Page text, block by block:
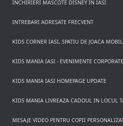
INCHIRIERI MASCOTE DISNEY IN IASI
INTREBARI ADRESATE FRECVENT
KIDS CORNER IASI, SPATIU DE JOACA
KIDS MANIA IASI - EVENIMENTE CORPORATE
KIDS MANIA IASI HOMEPAGE UPDATE
KIDS MANIA LIVREAZA CADOUL IN LOCUL
MESAJE VIDEO PENTRU COPII